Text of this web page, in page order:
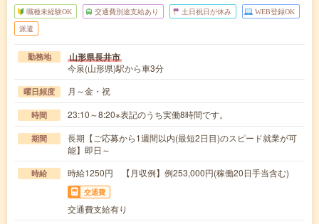
職種未経験OK 交通費別途支給あり 土日祝日が休み WEB登録OK
派遣
勤務地 山形県長井市
今泉(山形県)駅から車3分
曜日頻度 月～金・祝
時間 23:10～8:20※表記のうち実働8時間です。
期間
長期【ご応募から1週間以内(最短2日目)のスピード就業が可
能】即日～
時給 時給1250円 【月収例】例253,000円(稼働20日手当含む)
交通費
交通費支給有り